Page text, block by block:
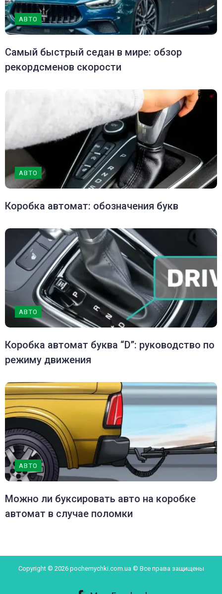
АВТО
Самый быстрый седан в мире: обзор
рекордсменов скорости
АВТО
Коробка автомат: обозначения букв
АВТО
Коробка автомат буква “D”: руководство по
режиму движения
АВТО
Можно ли буксировать авто на коробке
автомат в случае поломки
Copyright © 2026 pochemychki.com.ua © Все права защищены